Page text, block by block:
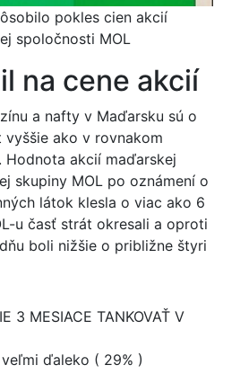
pokles cien akcií
spoločnosti MOL
na cene akcií
a nafty v Maďarsku sú o
ako v rovnakom
akcií maďarskej
skupiny MOL po oznámení o
látok klesla o viac ako 6
u časť strát okresali a oproti
boli nižšie o približne štyri
3 MESIACE TANKOVAŤ V
ďaleko ( 29% )